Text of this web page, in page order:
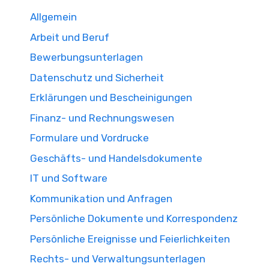
Allgemein
Arbeit und Beruf
Bewerbungsunterlagen
Datenschutz und Sicherheit
Erklärungen und Bescheinigungen
Finanz- und Rechnungswesen
Formulare und Vordrucke
Geschäfts- und Handelsdokumente
IT und Software
Kommunikation und Anfragen
Persönliche Dokumente und Korrespondenz
Persönliche Ereignisse und Feierlichkeiten
Rechts- und Verwaltungsunterlagen